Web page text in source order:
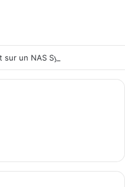
un NAS Synology